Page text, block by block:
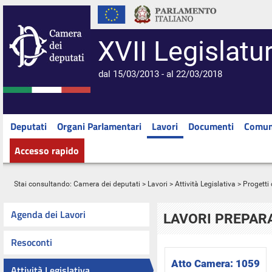
XVII
dal 15/03/2013 - al 22/03/2018
Deputati Organi Parlamentari Lavori Documenti
Accesso rapido
Stai consultando: Camera dei deputati > Lavori > Attività Legislativa > Progetti
Agenda dei Lavori
Resoconti
LAVORI
Atto Camera: 1059